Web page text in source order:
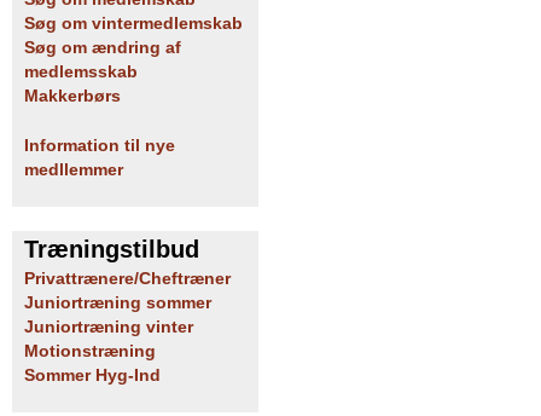
Søg om vintermedlemskab
Søg om ændring af
medlemsskab
Makkerbørs
Information til nye
medllemmer
Træningstilbud
Privattrænere/Cheftræner
Juniortræning sommer
Juniortræning vinter
Motionstræning
Sommer Hyg-Ind